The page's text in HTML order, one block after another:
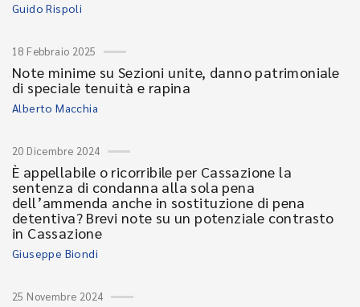
Guido Rispoli
18 Febbraio 2025
Note minime su Sezioni unite, danno patrimoniale
di speciale tenuità e rapina
Alberto Macchia
20 Dicembre 2024
È appellabile o ricorribile per Cassazione la
sentenza di condanna alla sola pena
dell’ammenda anche in sostituzione di pena
detentiva? Brevi note su un potenziale contrasto
in Cassazione
Giuseppe Biondi
25 Novembre 2024